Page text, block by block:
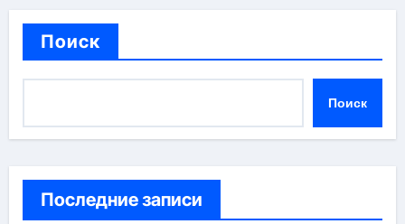
Поиск
Поиск
Последние записи